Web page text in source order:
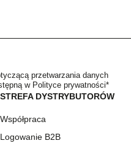
STREFA DYSTRYBUTORÓW
Współpraca
Logowanie B2B
przetwarzania danych
w Polityce prywatności*